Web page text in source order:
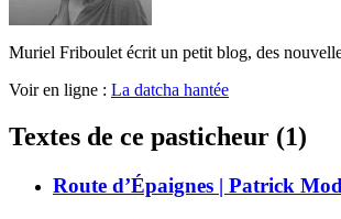
Muriel Friboulet écrit un petit blog, des
Voir en ligne : La datcha hantée
Textes de ce pasticheur (1)
Route d’Épaignes | Patrick